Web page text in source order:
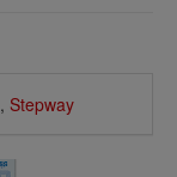
, Stepway